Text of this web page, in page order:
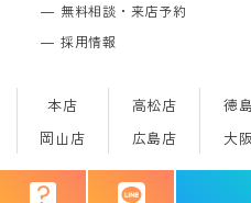
無料相談・来店予約
採用情報
本店 高松店 徳
岡山店
広島店 大